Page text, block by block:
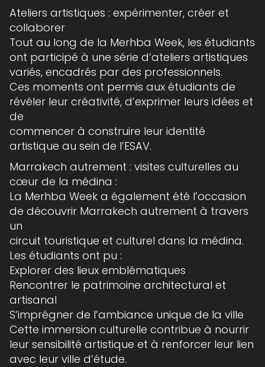
Ateliers artistiques : expérimenter, créer et
collaborer
Tout au long de la Merhba Week, les étudiants
ont participé à une série d’ateliers artistiques
variés, encadrés par des professionnels.
Ces moments ont permis aux étudiants de
révéler leur créativité, d’exprimer leurs idées et
de
commencer à construire leur identité
artistique au sein de l’ESAV.
Marrakech autrement : visites culturelles au
cœur de la médina :
La Merhba Week a également été l’occasion
de découvrir Marrakech autrement à travers
un
circuit touristique et culturel dans la médina.
Les étudiants ont pu :
Explorer des lieux emblématiques
Rencontrer le patrimoine architectural et
artisanal
S’imprégner de l’ambiance unique de la ville
Cette immersion culturelle contribue à nourrir
leur sensibilité artistique et à renforcer leur lien
avec leur ville d’étude.